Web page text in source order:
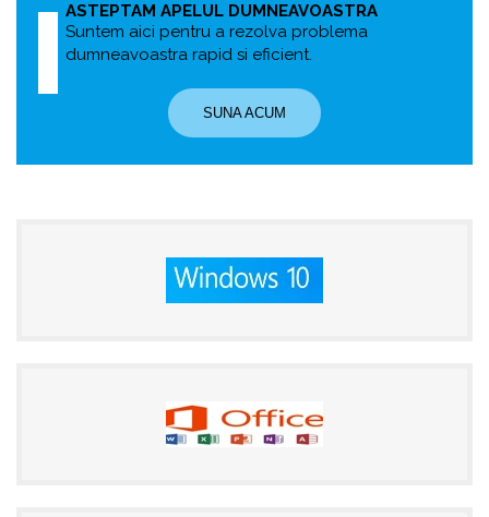
ASTEPTAM APELUL DUMNEAVOASTRA
Suntem aici pentru a rezolva problema
dumneavoastra rapid si eficient.
SUNA ACUM